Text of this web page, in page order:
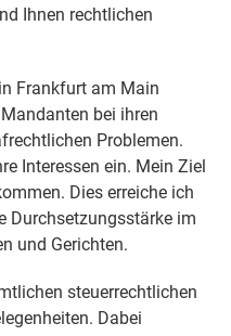
Ihnen rechtlichen
Frankfurt am Main
bei ihren
Problemen.
Interessen ein. Mein Ziel
Dies erreiche ich
Durchsetzungsstärke im
und Gerichten.
steuerrechtlichen
Dabei